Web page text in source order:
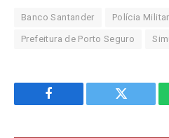
Banco Santander Polícia Militar
Prefeitura de Porto Seguro
Facebook Twitter